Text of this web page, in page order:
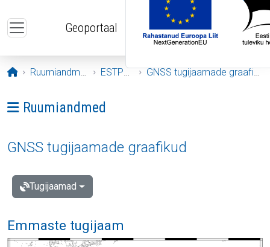
Geoportaal
Avaleht
Ruumiandmed ESTPOS GNSS tugijaamade graafikud
Ava menüü: Ruumiandmed
Ruumiandmed
GNSS tugijaamade graafikud
Tugijaamad
Emmaste tugijaam